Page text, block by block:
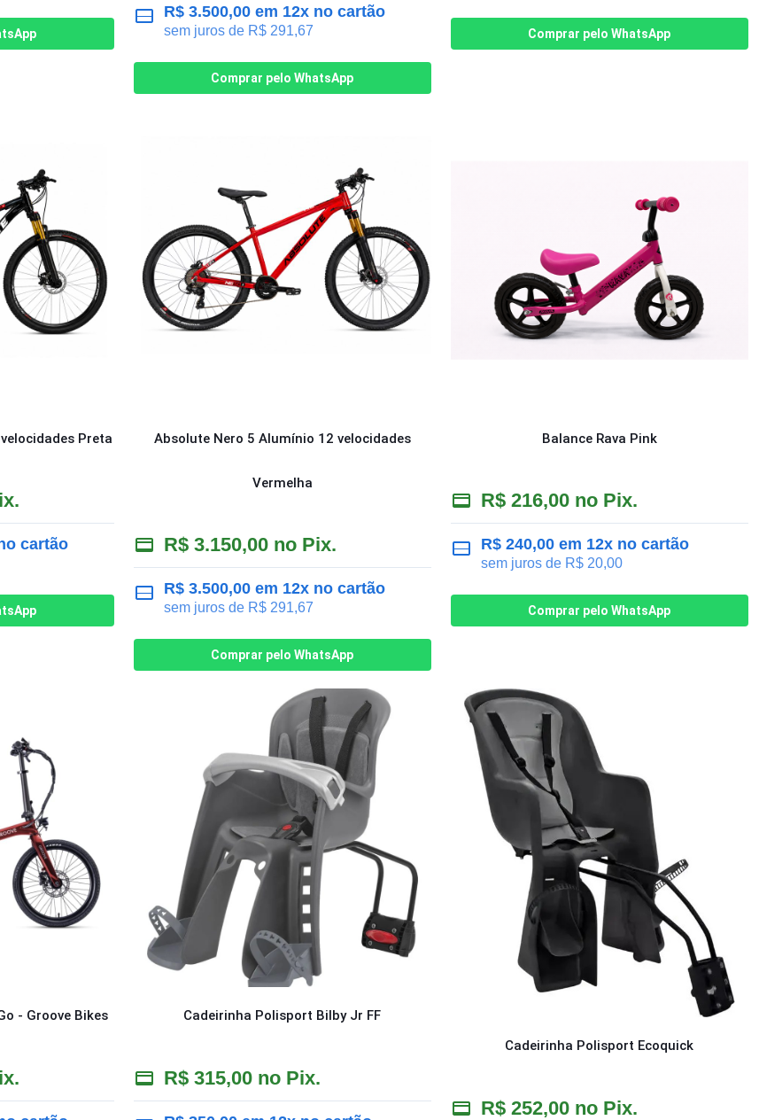
R$3.500,00em 12x no cartão
sem juros de R$291,67
Comprar pelo WhatsApp
Comprar pelo WhatsApp
Preta
cartão
Absolute Nero 5 Alumínio 12 velocidades
Vermelha
R$3.150,00 no Pix.
R$3.500,00em 12x no cartão
sem juros de R$291,67
Comprar pelo WhatsApp
Balance Rava Pink
R$216,00 no Pix.
R$240,00em 12x no cartão
sem juros de R$20,00
Comprar pelo WhatsApp
- Groove Bikes Cadeirinha Polisport Bilby Jr FF
R$315,00 no Pix.
Cadeirinha Polisport Ecoquick
R$252,00 no Pix.